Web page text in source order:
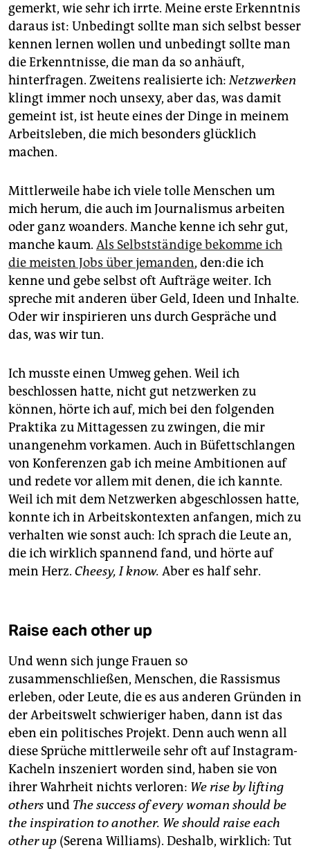
gemerkt, wie sehr ich irrte. Meine erste Erkenntnis
daraus ist: Unbedingt sollte man sich selbst besser
kennen lernen wollen und unbedingt sollte man
die Erkenntnisse, die man da so anhäuft,
hinterfragen. Zweitens realisierte ich:Netzwerken
klingt immer noch unsexy, aber das, was damit
gemeint ist, ist heute eines der Dinge in meinem
Arbeitsleben, die mich besonders glücklich
machen.
Mittlerweile habe ich viele tolle Menschen um
mich herum, die auch im Journalismus arbeiten
oder ganz woanders. Manche kenne ich sehr gut,
manche kaum. Als Selbstständige bekomme ich
die meisten Jobs über jemanden, den:­die ich
kenne und gebe selbst oft Aufträge weiter. Ich
spreche mit anderen über Geld, Ideen und Inhalte.
Oder wir inspirieren uns durch Gespräche und
das, was wir tun.
Ich musste einen Umweg gehen. Weil ich
beschlossen hatte, nicht gut netzwerken zu
können, hörte ich auf, mich bei den folgenden
Praktika zu Mittagessen zu zwingen, die mir
unangenehm vorkamen. Auch in Büfettschlangen
von Konferenzen gab ich meine Ambitionen auf
und redete vor allem mit denen, die ich kannte.
Weil ich mit dem Netzwerken abgeschlossen hatte,
konnte ich in Arbeitskontexten anfangen, mich zu
verhalten wie sonst auch: Ich sprach die Leute an,
die ich wirklich spannend fand, und hörte auf
mein Herz. Cheesy, I know. Aber es half sehr.
Raise each other up
Und wenn sich junge Frauen so
zusammenschließen, Menschen, die Rassismus
erleben, oder Leute, die es aus anderen Gründen in
der Arbeitswelt schwieriger haben, dann ist das
eben ein politisches Projekt. Denn auch wenn all
diese Sprüche mittlerweile sehr oft auf Instagram-
Kacheln inszeniert worden sind, haben sie von
ihrer Wahrheit nichts verloren: We rise by lifting
othersund The success of every woman should be
the inspiration to another. We should raise each
other up (Serena Williams). Deshalb, wirklich: Tut